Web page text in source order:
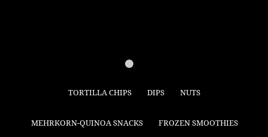
TORTILLA CHIPS DIPS NUTS
MEHRKORN-QUINOA SNACKS FROZEN SMOOTHIES